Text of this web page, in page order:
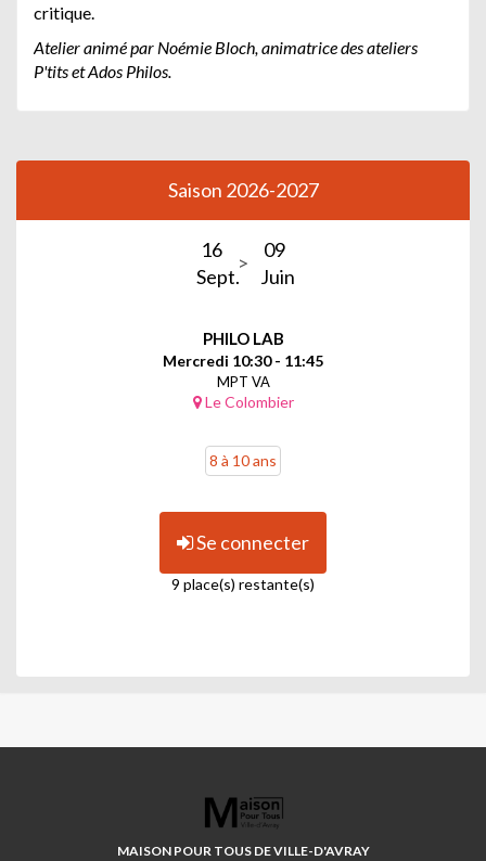
critique.
Atelier animé par Noémie Bloch, animatrice des ateliers
P'tits et Ados Philos.
Saison 2026-2027
16
Sept.
09
Juin
PHILO LAB
Mercredi 10:30 - 11:45
MPT VA
Le Colombier
8 à 10 ans
Se connecter
9 place(s) restante(s)
MAISON
POUR
TOUS
MAISON POUR TOUS DE VILLE-D'AVRAY